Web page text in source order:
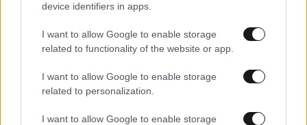
device identifiers in apps.
I want to allow Google to enable storage
related to functionality of the website or app.
I want to allow Google to enable storage
related to personalization.
I want to allow Google to enable storage
17·07·2026 06:47
πρωτοτυπία του Κεδίκογλου | Οι παραιτήσεις που έχουν
«κλειδώσει» μετά τη ΔΕΘ